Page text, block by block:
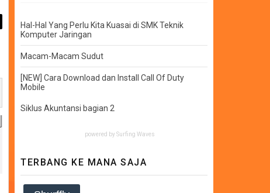
Hal-Hal Yang Perlu Kita Kuasai di SMK Teknik
Komputer Jaringan
Macam-Macam Sudut
[NEW] Cara Download dan Install Call Of Duty
Mobile
Siklus Akuntansi bagian 2
powered by Surfing Waves
TERBANG KE MANA SAJA